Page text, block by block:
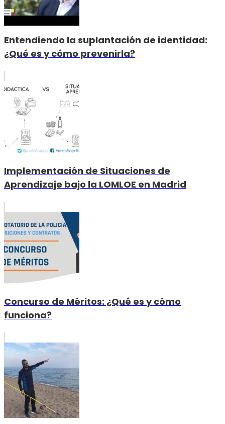
Entendiendo la suplantación de identidad:
¿Qué es y cómo prevenirla?
Implementación de Situaciones de
Aprendizaje bajo la LOMLOE en Madrid
Concurso de Méritos: ¿Qué es y cómo
funciona?